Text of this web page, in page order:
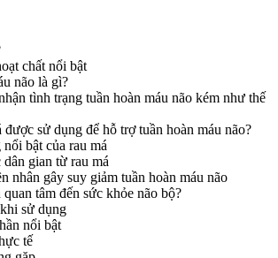
chất nổi bật
não là gì?
tình trạng tuần hoàn máu não kém như thế
được sử dụng để hỗ trợ tuần hoàn máu não?
bật của rau má
dân gian từ rau má
nhân gây suy giảm tuần hoàn máu não
tâm đến sức khỏe não bộ?
sử dụng
nổi bật
tế